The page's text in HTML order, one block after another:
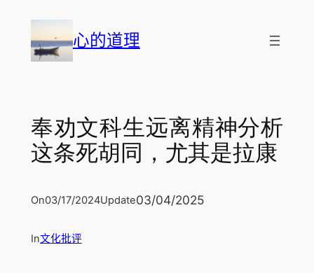
心的道理
奉劝文科生远离精神分析
这条死胡同，尤其是拉康
On03/17/2024Update03/04/2025
In文化批评